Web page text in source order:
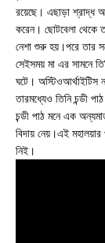
রয়েছে। এছাড়া শ্রাদ্ধ
করেন। ছোটবেলা থেকে
নেশা শুরু হয়।পরে তার
সেইসময় মা এর সামনে
ঘটে। অস্টিওআর্থাইটিস
তারমধ্যেও তিনি চন্ডী
চন্ডী পাঠ মনে এক
বিদায় নেয়।এই
নিই।